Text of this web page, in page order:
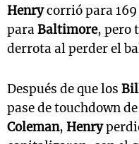
Henrycorrió para 169
paraBaltimore, pero
derrota al perder el
Después de que los
pase de touchdown
Coleman, Henry